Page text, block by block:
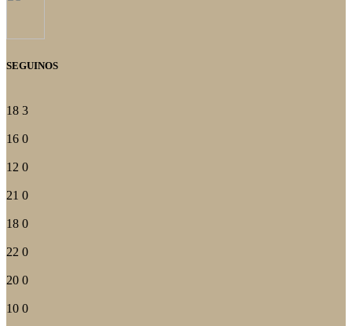
SEGUINOS
18 3
16 0
12 0
21 0
18 0
22 0
20 0
10 0